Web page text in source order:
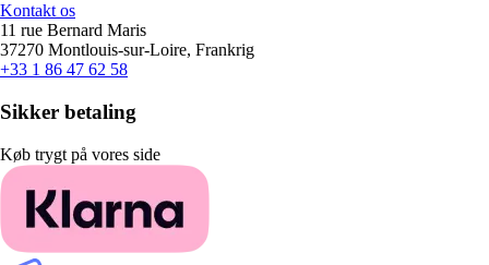
Kontakt os
11 rue Bernard Maris
37270 Montlouis-sur-Loire, Frankrig
+33 1 86 47 62 58
Sikker betaling
Køb trygt på vores side